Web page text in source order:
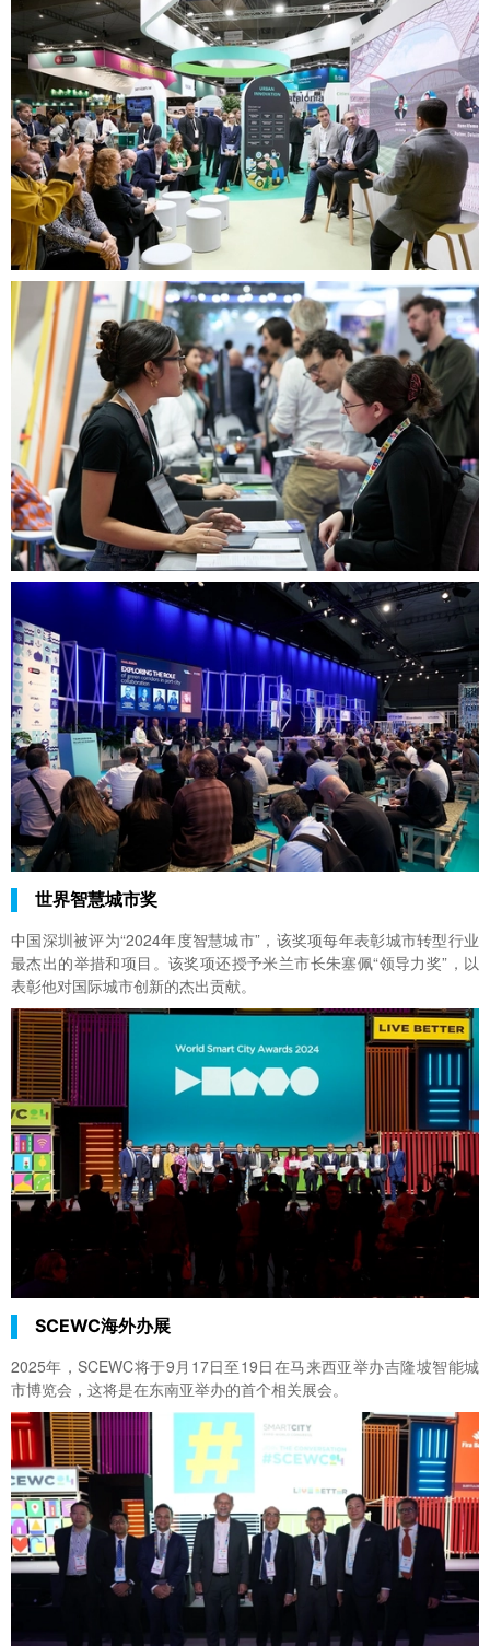
世界智慧城市奖
中国深圳被评为“2024年度智慧城市”，该奖项每年表彰城市转型行业
最杰出的举措和项目。该奖项还授予米兰市长朱塞佩“领导力奖”，以
表彰他对国际城市创新的杰出贡献。
SCEWC海外办展
2025年，SCEWC将于9月17日至19日在马来西亚举办吉隆坡智能城
市博览会，这将是在东南亚举办的首个相关展会。